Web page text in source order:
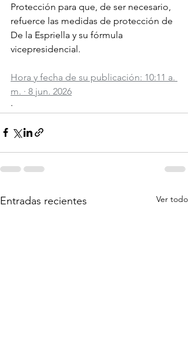
Protección para que, de ser necesario,
refuerce las medidas de protección de
De la Espriella y su fórmula
vicepresidencial.
Hora y fecha de su publicación: 10:11 a.
m. · 8 jun. 2026
·
Entradas recientes Ver todo